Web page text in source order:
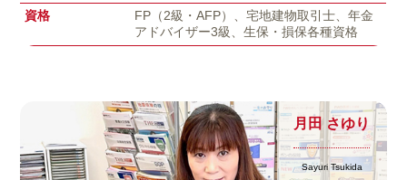
資格
FP（2級・AFP）、宅地建物取引士、年金
アドバイザー3級、生保・損保各種資格
月田 さゆり
Sayuri Tsukida